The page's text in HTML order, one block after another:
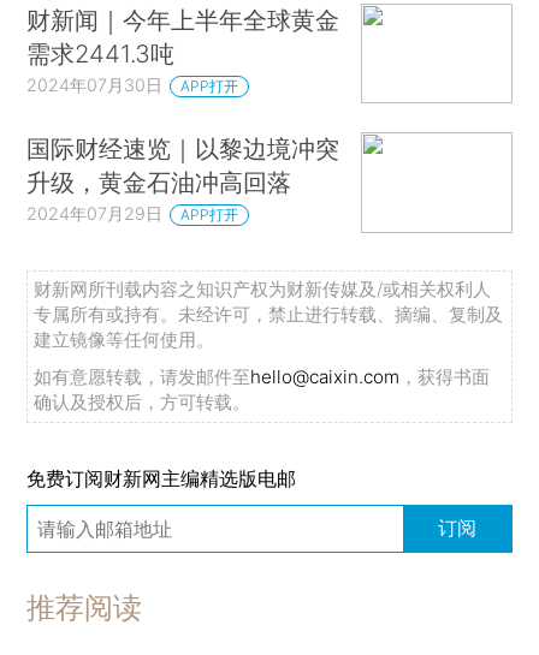
财新闻｜今年上半年全球黄金
需求2441.3吨
2024年07月30日 APP打开
国际财经速览｜以黎边境冲突
升级，黄金石油冲高回落
2024年07月29日 APP打开
财新网所刊载内容之知识产权为财新传媒及/或相关权利人
专属所有或持有。未经许可，禁止进行转载、摘编、复制及
建立镜像等任何使用。
如有意愿转载，请发邮件至hello@caixin.com ，获得书面
确认及授权后，方可转载。
免费订阅财新网主编精选版电邮
订阅
推荐阅读